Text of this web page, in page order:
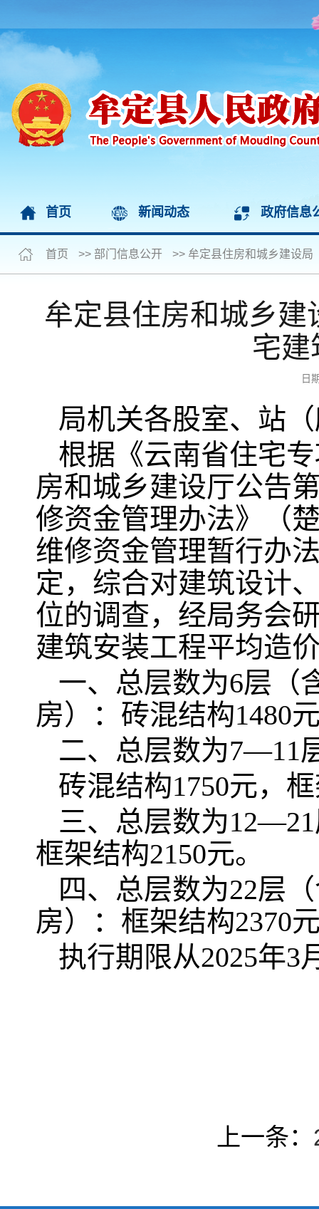
首页 新闻动态 政府信息
首页 >> 部门信息公开 >> 牟定县住房和城乡建设局
牟定县住房和城乡
宅建
日
局机关各股室、站
根据《云南省住宅
房和城乡建设厅公告
修资金管理办法》（
维修资金管理暂行办
定，综合对建筑设计
位的调查，经局务会
建筑安装工程平均造
一、总层数为6层（
房）：砖混结构1480
二、总层数为7—11
砖混结构1750元，
三、总层数为
框架结构2150元。
四、总层数为22层
房）：框架结构2370
执行期限从2025年3
上一条：